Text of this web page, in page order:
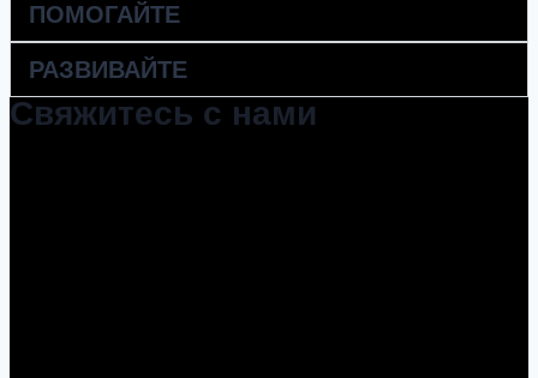
ПОМОГАЙТЕ
РАЗВИВАЙТЕ
Свяжитесь с нами